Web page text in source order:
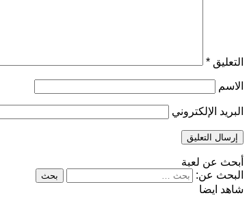
التعليق *
الاسم
البريد الإلكتروني
أبحث عن لعبة
البحث عن:
شاهد ايضا